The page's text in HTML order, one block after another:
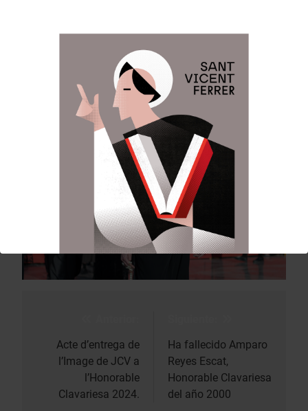
asociaciones vicentinas.
entradas
Acte d’entrega de
l’Image de JCV a
l’Honorable
Clavariesa 2024.
Ha fallecido Amparo
Reyes Escat,
Honorable Clavariesa
del año 2000